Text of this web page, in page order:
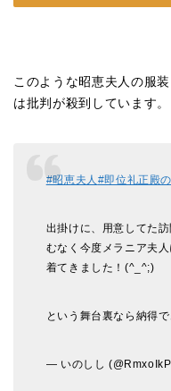
このような昭恵夫人の服
は批判が殺到しています。
#昭恵夫人 #即位礼正殿
出掛けに、用意してた
むなく今度メラニア夫
着てきました！(^_^;)
という舞台裏なら納得で
— いのしし